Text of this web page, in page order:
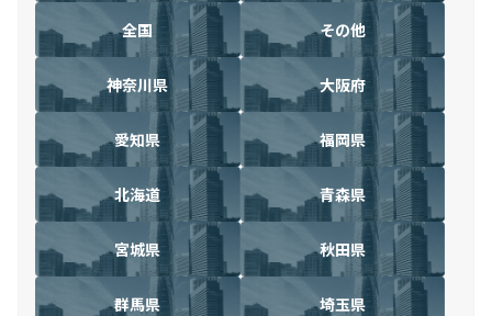
全国 その他
神奈川県 大阪府
愛知県 福岡県
北海道 青森県
宮城県 秋田県
群馬県 埼玉県